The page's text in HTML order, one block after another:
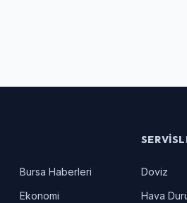
Bursa Haberleri
Ekonomi
Doviz
Hava